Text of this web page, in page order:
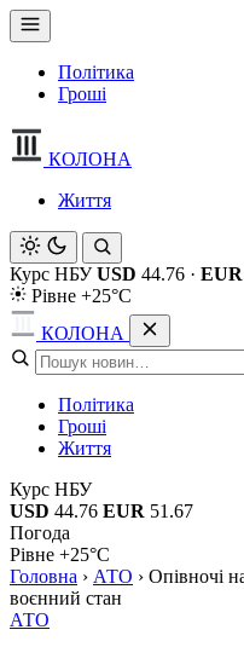
Політика
Гроші
КОЛОНА
Життя
Курс НБУ USD 44.76 · EUR
Рівне +25°C
КОЛОНА
Політика
Гроші
Життя
Курс НБУ
USD 44.76 EUR 51.67
Погода
Рівне +25°C
Головна › АТО › Опівночі
воєнний стан
АТО